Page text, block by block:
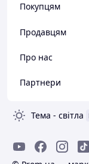
Покупцям
Продавцям
Про нас
Партнери
Тема - світла